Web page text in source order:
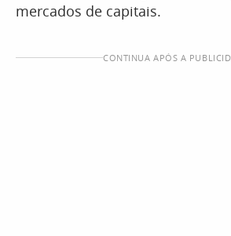
mercados de capitais.
CONTINUA APÓS A